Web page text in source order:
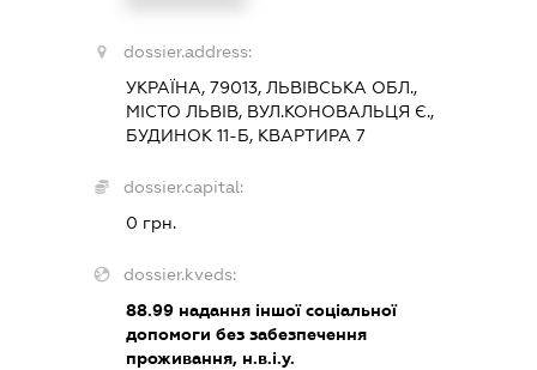
dossier.address:
УКРАЇНА, 79013, ЛЬВІВСЬКА ОБЛ.,
МІСТО ЛЬВІВ, ВУЛ.КОНОВАЛЬЦЯ Є.,
БУДИНОК 11-Б, КВАРТИРА 7
dossier.capital:
0 грн.
dossier.kveds:
88.99надання іншої соціальної
допомоги без забезпечення
проживання, н.в.і.у.